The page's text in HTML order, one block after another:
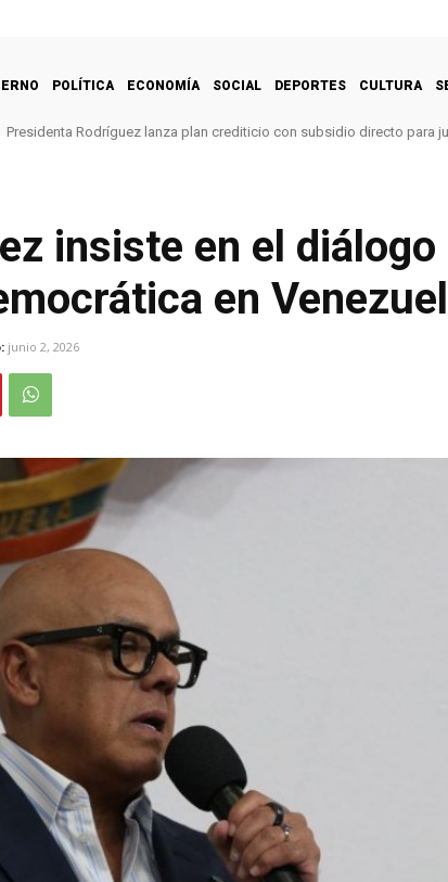
POLÍTICA ECONOMÍA SOCIAL DEPORTES CULTURA
Presidenta Rodríguez lanza plan crediticio con subsidio directo para
insiste en el
en
junio 2, 2026